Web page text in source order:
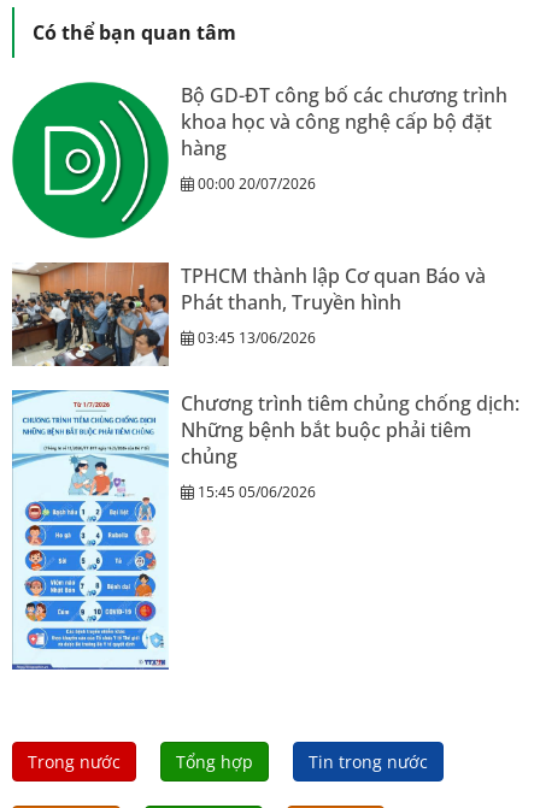
Có thể bạn quan tâm
Bộ GD-ĐT công bố các chương trình
khoa học và công nghệ cấp bộ đặt
hàng
00:00 20/07/2026
TPHCM thành lập Cơ quan Báo và
Phát thanh, Truyền hình
03:45 13/06/2026
Chương trình tiêm chủng chống dịch:
Những bệnh bắt buộc phải tiêm
chủng
15:45 05/06/2026
Trong nước Tổng hợp Tin trong nước